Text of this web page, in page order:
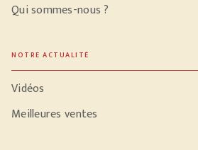
Qui sommes-nous ?
NOTRE ACTUALITÉ
Vidéos
Meilleures ventes